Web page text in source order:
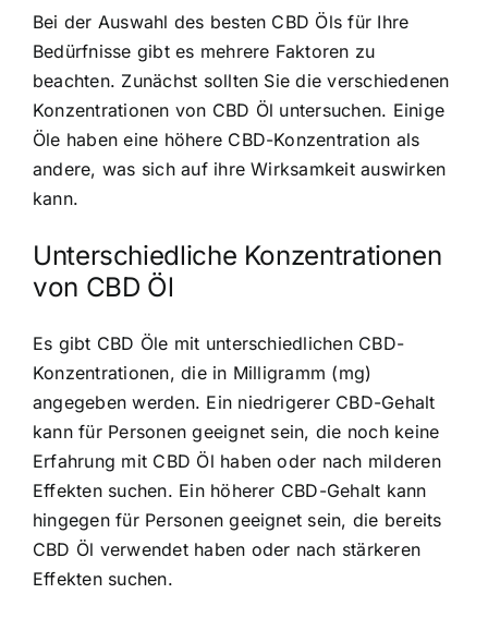
Bei der Auswahl des besten CBD Öls für Ihre
Bedürfnisse gibt es mehrere Faktoren zu
beachten. Zunächst sollten Sie die verschiedenen
Konzentrationen von CBD Öl untersuchen. Einige
Öle haben eine höhere CBD-Konzentration als
andere, was sich auf ihre Wirksamkeit auswirken
kann.
Unterschiedliche Konzentrationen
von CBD Öl
Es gibt CBD Öle mit unterschiedlichen CBD-
Konzentrationen, die in Milligramm (mg)
angegeben werden. Ein niedrigerer CBD-Gehalt
kann für Personen geeignet sein, die noch keine
Erfahrung mit CBD Öl haben oder nach milderen
Effekten suchen. Ein höherer CBD-Gehalt kann
hingegen für Personen geeignet sein, die bereits
CBD Öl verwendet haben oder nach stärkeren
Effekten suchen.